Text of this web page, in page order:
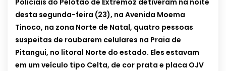
desta segunda-feira (23), na Avenida Moema
Tinoco, na zona Norte de Natal, quatro pessoas
suspeitas de roubarem celulares na Praia de
Pitangui, no litoral Norte do estado. Eles estavam
em um veículo tipo Celta, de cor prata e placa OJV